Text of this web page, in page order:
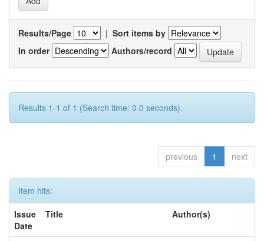
Results/Page | Sort items by
In order
Authors/record
Results 1-1 of 1 (Search time: 0.0 seconds).
previous 1 next
Item hits:
Issue
Date
Title Author(s)